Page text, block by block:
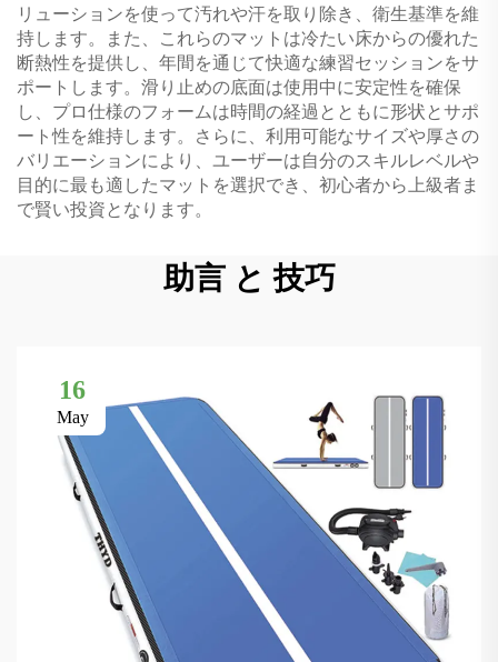
リューションを使って汚れや汗を取り除き、衛生基準を維
持します。また、これらのマットは冷たい床からの優れた
断熱性を提供し、年間を通じて快適な練習セッションをサ
ポートします。滑り止めの底面は使用中に安定性を確保
し、プロ仕様のフォームは時間の経過とともに形状とサポ
ート性を維持します。さらに、利用可能なサイズや厚さの
バリエーションにより、ユーザーは自分のスキルレベルや
目的に最も適したマットを選択でき、初心者から上級者ま
で賢い投資となります。
助言 と 技巧
16
May